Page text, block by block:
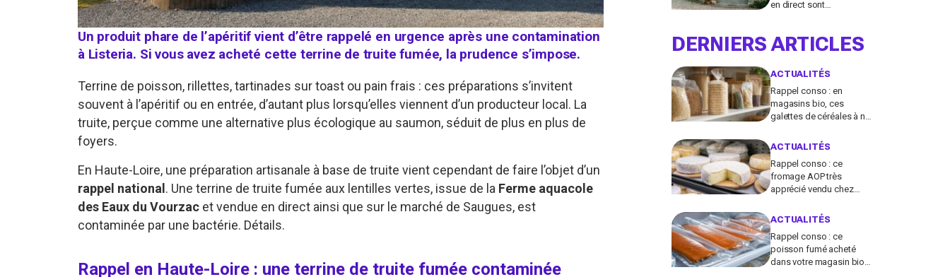
Un produit phare de l’apéritif vient d’être rappelé en urgence après une contamination
à Listeria. Si vous avez acheté cette terrine de truite fumée, la prudence s’impose.
Terrine de poisson, rillettes, tartinades sur toast ou pain frais : ces préparations s’invitent
souvent à l’apéritif ou en entrée, d’autant plus lorsqu’elles viennent d’un producteur local. La
truite, perçue comme une alternative plus écologique au saumon, séduit de plus en plus de
foyers.
En Haute-Loire, une préparation artisanale à base de truite vient cependant de faire l’objet d’un
rappel national . Une terrine de truite fumée aux lentilles vertes, issue de la Ferme aquacole
des Eaux du Vourzac et vendue en direct ainsi que sur le marché de Saugues, est
contaminée par une bactérie. Détails.
Rappel en Haute-Loire : une terrine de truite fumée contaminée
en direct sont
frigo
DERNIERS ARTICLES
ACTUALITÉS
Rappel conso : en
magasins bio, ces
galettes de céréales à ne
contiennent une toxine
ACTUALITÉS
Rappel conso : ce
fromage AOP très
apprécié vendu chez
contaminé par la Listeria
ACTUALITÉS
Rappel conso : ce
poisson fumé acheté
dans votre magasin bio